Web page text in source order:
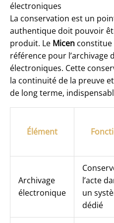
électroniques
La conservation est un
authentique doit pouvoir
produit. Le Micen constitue
référence pour l’archivage
électroniques. Cette
la continuité de la preuve
de long terme,
Élément
Archivage
électronique
l’acte
un
dédié